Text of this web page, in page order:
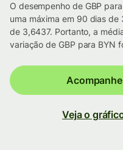
O desempenho de GBP
uma máxima em 90 dias
de 3,6437. Portanto, a
variação de GBP para BYN
Veja o